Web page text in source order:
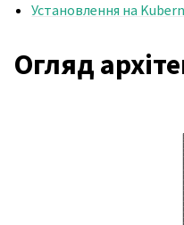
Установлення на
Огляд